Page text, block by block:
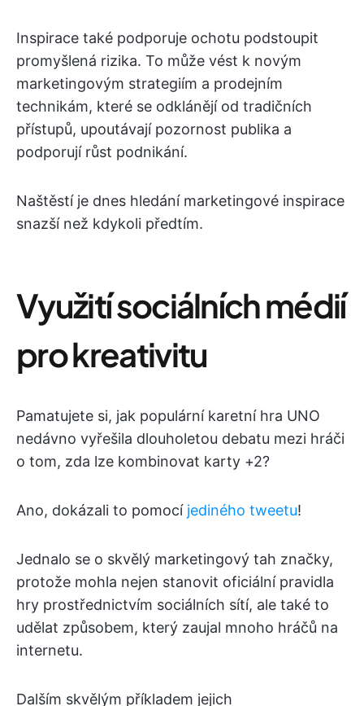
Inspirace také podporuje ochotu podstoupit
promyšlená rizika. To může vést k novým
marketingovým strategiím a prodejním
technikám, které se odklánějí od tradičních
přístupů, upoutávají pozornost publika a
podporují růst podnikání.
Naštěstí je dnes hledání marketingové inspirace
snazší než kdykoli předtím.
Využití sociálních médií
pro kreativitu
Pamatujete si, jak populární karetní hra UNO
nedávno vyřešila dlouholetou debatu mezi hráči
o tom, zda lze kombinovat karty +2?
Ano, dokázali to pomocí jediného tweetu!
Jednalo se o skvělý marketingový tah značky,
protože mohla nejen stanovit oficiální pravidla
hry prostřednictvím sociálních sítí, ale také to
udělat způsobem, který zaujal mnoho hráčů na
internetu.
Dalším skvělým příkladem jejich